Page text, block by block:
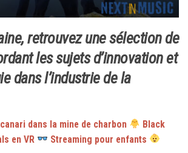
retrouvez une sélection de
les sujets d’innovation et
dans l’industrie de la
dans la mine de charbon
Black
en VR Streaming pour enfants